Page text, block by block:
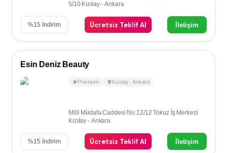
5/10 Kızılay - Ankara
%15 İndirim Ücretsiz Teklif Al İletişim
Esin Deniz Beauty
Premium Kızılay ,Ankara
Milli Müdafa Caddesi No:12/12 Tokuz İş Merkezi
Kızılay - Ankara
%15 İndirim Ücretsiz Teklif Al İletişim